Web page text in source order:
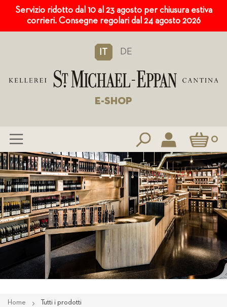
Servizio ridotto dal 10 al 23 agosto per chiusura estiva
corrieri. Consegne regolari dal 24 agosto 2026
IT DE
E-SHOP
Carrello0
Salta
al
contenuto
Home Tutti i prodotti